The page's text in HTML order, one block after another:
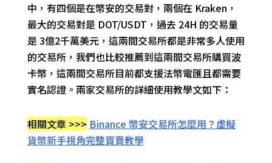
中，有四個是在幣安的交易對，兩個在 Kraken，
最大的交易對是 DOT/USDT，過去 24H 的交易量
是 3億2千萬美元，這兩間交易所都是非常多人使用
的交易所，我們也比較推薦到這兩間交易所購買波
卡幣，這兩間交易所目前都支援法幣電匯且都需要
實名認證。兩家交易所的詳細使用教學文如下：
相關文章 >>> Binance 幣安交易所怎麼用？虛擬
貨幣新手視角完整買賣教學